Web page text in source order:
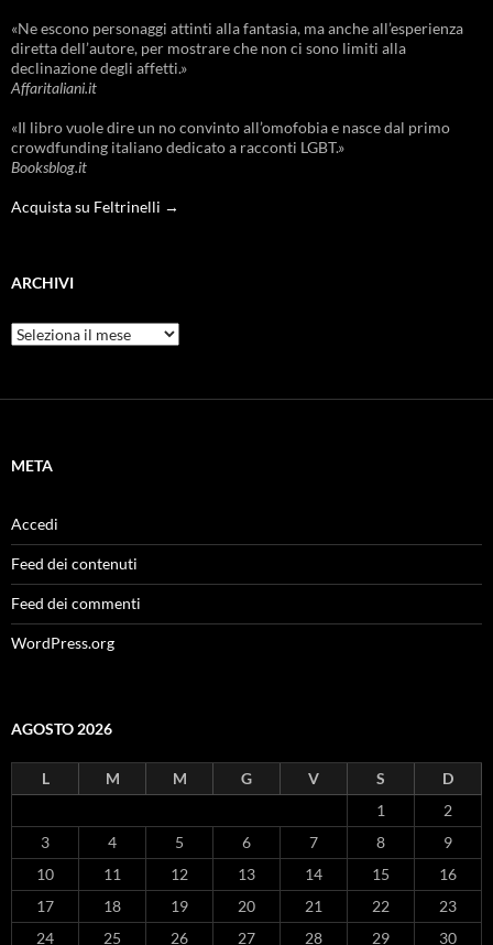
«Ne escono personaggi attinti alla fantasia, ma anche all’esperienza
diretta dell’autore, per mostrare che non ci sono limiti alla
declinazione degli affetti.»
Affaritaliani.it
«Il libro vuole dire un no convinto all’omofobia e nasce dal primo
crowdfunding italiano dedicato a racconti LGBT.»
Booksblog.it
Acquista su Feltrinelli →
ARCHIVI
Archivi
META
Accedi
Feed dei contenuti
Feed dei commenti
WordPress.org
AGOSTO 2026
L M M G V S
D
1
2
3
4 5 6 7 8
9
10
11 12 13 14 15
16
17
18 19 20 21 22
23
24
25 26 27 28 29 30